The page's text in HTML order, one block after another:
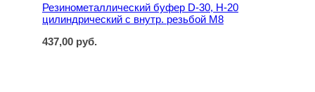
Резинометаллический буфер D-30, H-20
цилиндрический с внутр. резьбой M8
437,00 руб.